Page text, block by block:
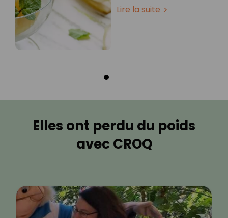
Lire la suite
Elles ont perdu du poids
avec CROQ